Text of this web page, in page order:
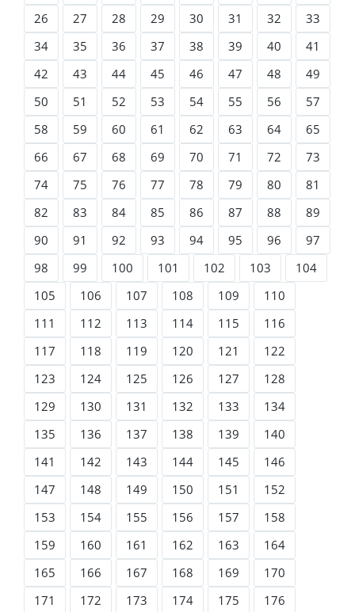
26
27 28 29 30 31 32
33
34
35 36 37 38 39 40
41
42
43 44 45 46 47 48
49
50
51 52 53 54 55 56
57
58
59 60 61 62 63 64
65
66
67 68 69 70 71 72
73
74
75 76 77 78 79 80
81
82
83 84 85 86 87 88
89
90
91 92 93 94 95 96
97
98
99 100 101 102 103
104
105
106 107 108 109
110
111
112 113 114 115
116
117
118 119 120 121
122
123
124 125 126 127
128
129
130 131 132 133
134
135
136 137 138 139
140
141
142 143 144 145
146
147
148 149 150 151
152
153
154 155 156 157
158
159
160 161 162 163
164
165
166 167 168 169
170
171
172 173 174 175
176